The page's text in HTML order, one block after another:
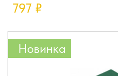
797 ₽
Новинка